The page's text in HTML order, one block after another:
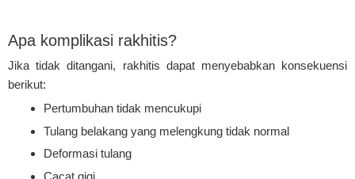
Apa komplikasi rakhitis?
Jika tidak ditangani, rakhitis dapat menyebabkan konsekuensi
berikut:
Pertumbuhan tidak mencukupi
Tulang belakang yang melengkung tidak normal
Deformasi tulang
Cacat gigi